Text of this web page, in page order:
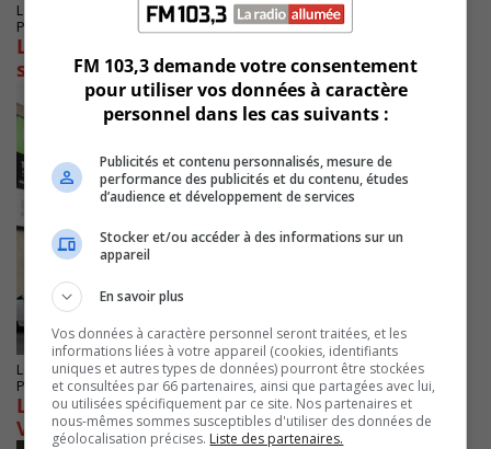
LONGUEUIL
Publié le 10 février 2025 à 07h58
Le Salon du livre jeunesse est couronné de
succès
LONGUEUIL
Publié le 15 janvier 2025 à 15h58
La Banque Scotia soutient le Théâtre de la
Ville
FM 103,3 demande votre consentement
pour utiliser vos données à caractère
personnel dans les cas suivants :
Publicités et contenu personnalisés, mesure de
performance des publicités et du contenu, études
d’audience et développement de services
Stocker et/ou accéder à des informations sur un
appareil
En savoir plus
Vos données à caractère personnel seront traitées, et les
informations liées à votre appareil (cookies, identifiants
uniques et autres types de données) pourront être stockées
et consultées par 66 partenaires, ainsi que partagées avec lui,
ou utilisées spécifiquement par ce site. Nos partenaires et
nous-mêmes sommes susceptibles d'utiliser des données de
géolocalisation précises. Liste des partenaires.